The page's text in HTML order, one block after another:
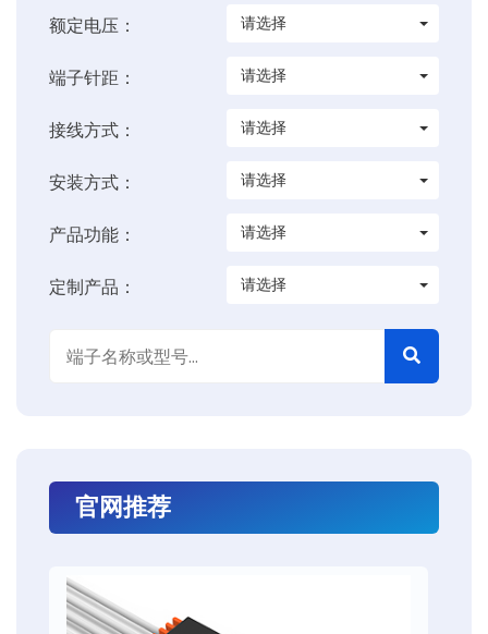
额定电压： 请选择
端子针距： 请选择
接线方式： 请选择
安装方式： 请选择
产品功能： 请选择
定制产品： 请选择
官网推荐